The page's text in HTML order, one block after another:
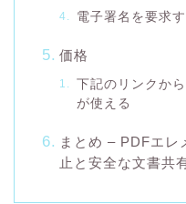
電子署名を要求
価格
下記のリンクか
が使える
まとめ – PDFエレ
止と安全な文書共